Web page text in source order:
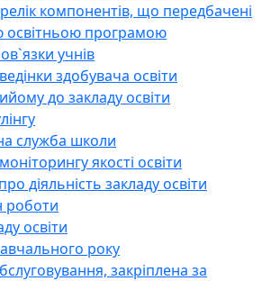
компонентів, що передбачені
освітньою програмою
учнів
здобувача освіти
до закладу освіти
служба школи
якості освіти
діяльність закладу освіти
роботи
освіти
року
закріплена за